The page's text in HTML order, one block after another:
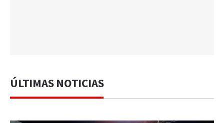
ÚLTIMAS NOTICIAS